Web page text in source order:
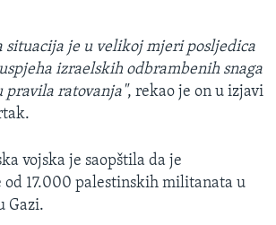
situacija je u velikoj mjeri posljedica
izraelskih odbrambenih snaga
pravila ratovanja", rekao je on u izjavi
vojska je saopštila da je
od 17.000 palestinskih militanata u
Gazi.